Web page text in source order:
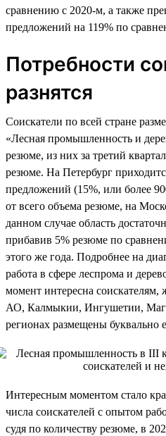
сравнению с 2020-м, а также
предложений на 119% по
Потребности
разнятся
Соискатели по всей стране
«Лесная промышленность и
резюме, из них за третий
резюме. На Петербург
предложений (15%, или более
от всего объема резюме, на
данном случае область
прибавив 5% резюме по
этого же года. Подробнее на
работа в сфере леспрома и
момент интересна
АО, Калмыкии, Ингушетии,
регионах размещены буквально
Интересным моментом стало
числа соискателей с опытом
судя по количеству резюме, в